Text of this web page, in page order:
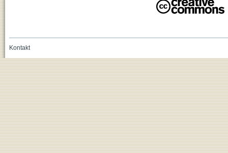
Kontakt